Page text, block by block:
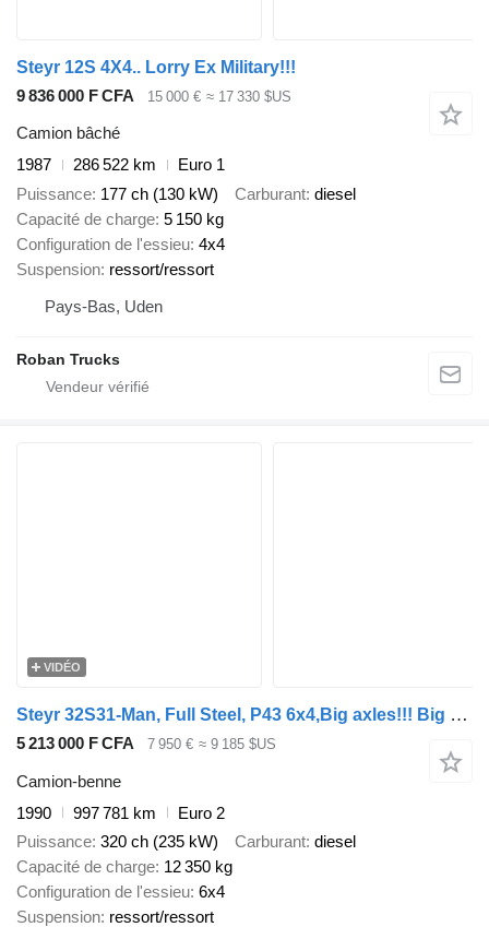
Steyr 12S 4X4.. Lorry Ex Military!!!
9 836 000 F CFA
15 000 € ≈ 17 330 $US
Camion bâché
1987
286 522 km
Euro 1
Puissance 177 ch (130 kW) Carburant diesel
Capacité de charge 5 150 kg
Configuration de l'essieu 4x4
Suspension ressort/ressort
Pays-Bas, Uden
Roban Trucks
VIDÉO
Steyr 32S31-Man, Full Steel, P43 6x4,Big axles!!! Big Tipper
5 213 000 F CFA 7 950 € ≈ 9 185 $US
Camion-benne
1990
997 781 km
Euro 2
Puissance 320 ch (235 kW) Carburant diesel
Capacité de charge 12 350 kg
Configuration de l'essieu 6x4
Suspension ressort/ressort